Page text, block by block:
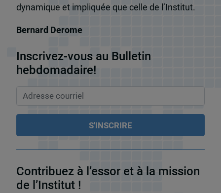
dynamique et impliquée que celle de l’Institut.
Bernard Derome
Inscrivez-vous au Bulletin
hebdomadaire!
Contribuez à l’essor et à la mission
de l’Institut !